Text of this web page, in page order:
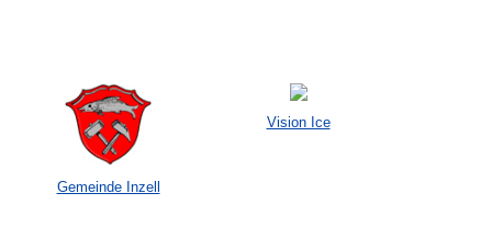
Gemeinde Inzell
Vision Ice